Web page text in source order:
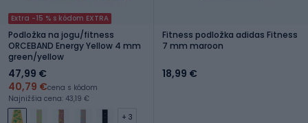
Extra -15 % s kódom EXTRA
Podložka na jogu/fitness
ORCEBAND Energy Yellow 4 mm
green/yellow
47,99 €
40,79 €cena s kódom
Najnižšia cena: 43,19 €
+ 3
Fitness podložka adidas Fitness
7 mm maroon
18,99 €